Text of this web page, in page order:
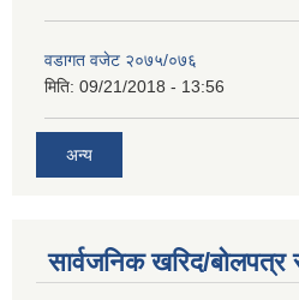
वडागत वजेट २०७५/०७६
मिति: 09/21/2018 - 13:56
अन्य
सार्वजनिक खरिद/बोलपत्र